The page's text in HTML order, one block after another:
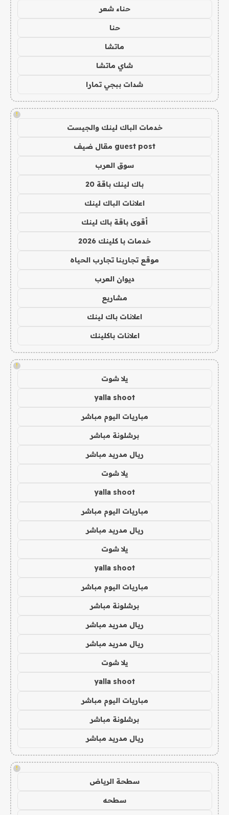
حناء شعر
حنا
ماتشا
شاي ماتشا
شدات ببجي تمارا
!
خدمات الباك لينك والجيست
guest post مقال ضيف
سوق العرب
باك لينك باقة 20
اعلانات الباك لينك
أقوى باقة باك لينك
خدمات با كلينك 2026
موقع تجاربنا تجارب الحياه
ديوان العرب
مشاريع
اعلانات باك لينك
اعلانات باكلينك
!
يلا شوت
yalla shoot
مباريات اليوم مباشر
برشلونة مباشر
ريال مدريد مباشر
يلا شوت
yalla shoot
مباريات اليوم مباشر
ريال مدريد مباشر
يلا شوت
yalla shoot
مباريات اليوم مباشر
برشلونة مباشر
ريال مدريد مباشر
ريال مدريد مباشر
يلا شوت
yalla shoot
مباريات اليوم مباشر
برشلونة مباشر
ريال مدريد مباشر
!
سطحة الرياض
سطحه